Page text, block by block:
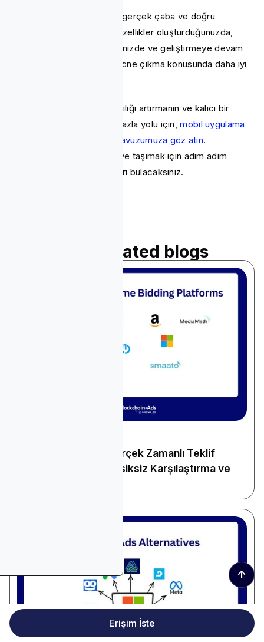
Kullanıcıları meşgul etmek gerçek çaba ve doğru
stratejiler gerektirir. Akıllı özellikler oluşturduğunuzda,
neyin işe yaradığını izlediğinizde ve geliştirmeye devam
ettiğinizde, uygulamanızın öne çıkma konusunda daha iyi
İndirmeleri artırmanın, kalıcılığı artırmanın ve kalıcı bir
marka oluşturmanın daha fazla yolu için,mobil uygulama
pazarlamasıyla ilgili tam kılavuzumuza göz atın.
Uygulamanızı daha da ileriye taşımak için adım adım
tavsiyeler ve uzman ipuçları bulacaksınız.
Read related blogs
2026 için En İyi 10 Gerçek Zamanlı Teklif
Verme Platformu: Eksiksiz Karşılaştırma ve
↑
Erişim İste